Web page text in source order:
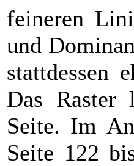
feineren
und
stattdessen
Das Raster
Seite. Im
Seite 122